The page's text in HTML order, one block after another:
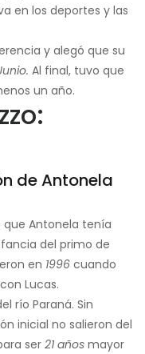
en los deportes y las
y alegó que su
Al final, tuvo que
un año.
de Antonela
que Antonela tenía
del primo de
en 1996 cuando
con Lucas.
río Paraná. Sin
inicial no salieron del
ser 21 años mayor